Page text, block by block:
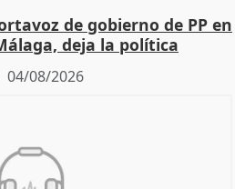
de gobierno de PP en
deja la política
04/08/2026